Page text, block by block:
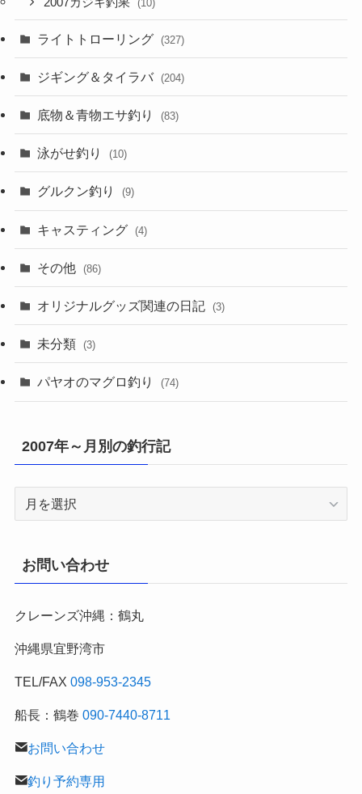
(10)
ライトトローリング (327)
ジギング＆タイラバ (204)
底物＆青物エサ釣り (83)
泳がせ釣り (10)
グルクン釣り (9)
キャスティング (4)
その他 (86)
オリジナルグッズ関連の日記 (3)
未分類 (3)
パヤオのマグロ釣り (74)
2007年～月別の釣行記
2007
月
別
釣
記
お問い合わせ
クレーンズ沖縄：鶴丸
沖縄県宜野湾市
TEL/FAX 098-953-2345
船長：鶴巻 090-7440-8711
お問い合わせ
釣り予約専用